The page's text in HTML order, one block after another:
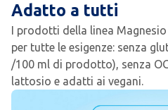
Adatto a tutti
I prodotti della linea
per tutte le esigenze: senza
/100 ml di prodotto), senza
lattosio e adatti ai vegani.